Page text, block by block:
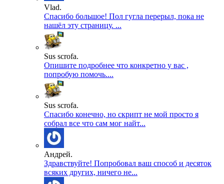
Vlad.
Спасибо большое! Пол гугла перерыл, пока не
нашёл эту страницу. ...
Sus scrofa.
Опишите подробнее что конкретно у вас ,
попробую помочь....
Sus scrofa.
Спасибо конечно, но скрипт не мой просто я
собрал все что сам мог найт...
Андрей.
Здравствуйте! Попробовал ваш способ и десяток
всяких других, ничего не...